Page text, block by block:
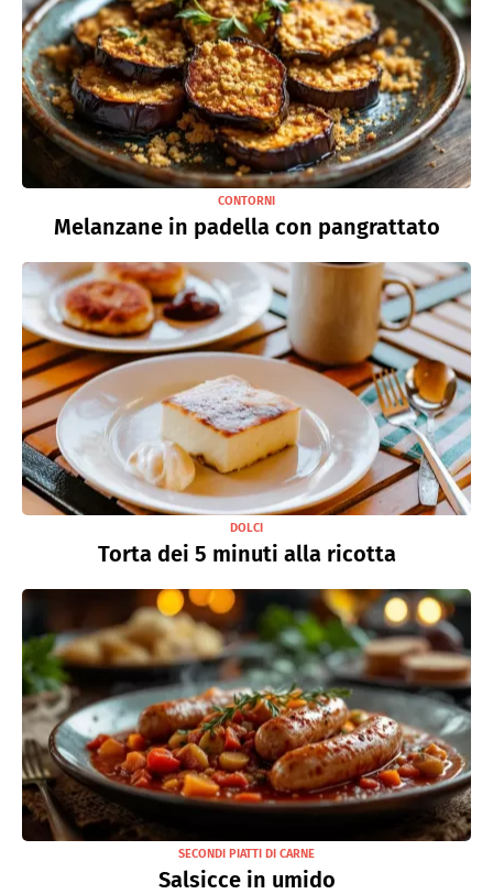
CONTORNI
Melanzane in padella con pangrattato
DOLCI
Torta dei 5 minuti alla ricotta
SECONDI PIATTI DI CARNE
Salsicce in umido